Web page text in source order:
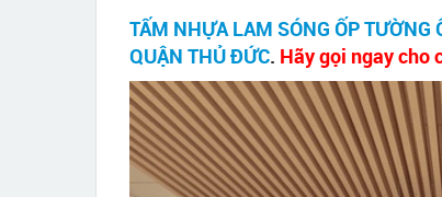
TẤM NHỰA LAM SÓNG ỐP TƯỜNG
QUẬN THỦ ĐỨC. Hãy gọi ngay cho